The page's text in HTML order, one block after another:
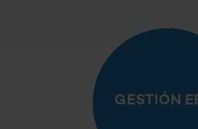
GESTIÓN